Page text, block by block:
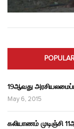
19ஆவது
May 6, 2015
கலியாணம் முடிஞ்சி